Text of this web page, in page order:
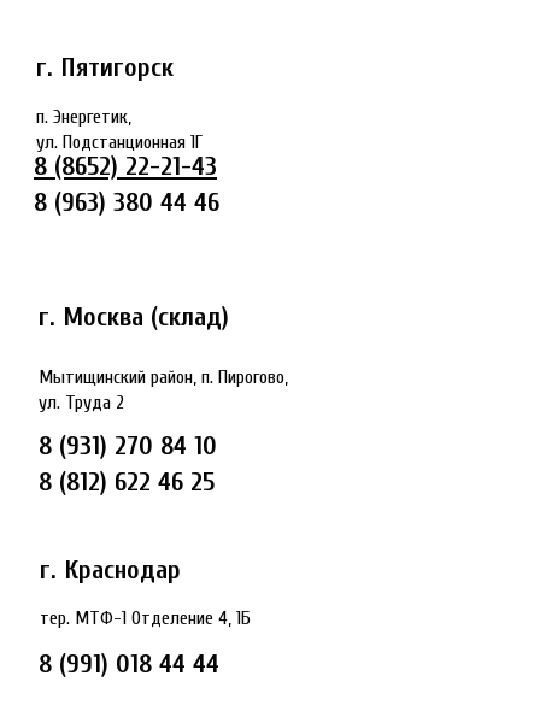
г. Пятигорск
п. Энергетик,
ул. Подстанционная 1Г
8 (8652) 22-21-43
8 (963) 380 44 46
8 (991) 018 44 44
8 (931) 270 84 10
8 (812) 622 46 25
тер. МТФ-1 Отделение 4, 1Б
Мытищинский район, п. Пирогово,
ул. Труда 2
г. Краснодар
г. Москва (склад)